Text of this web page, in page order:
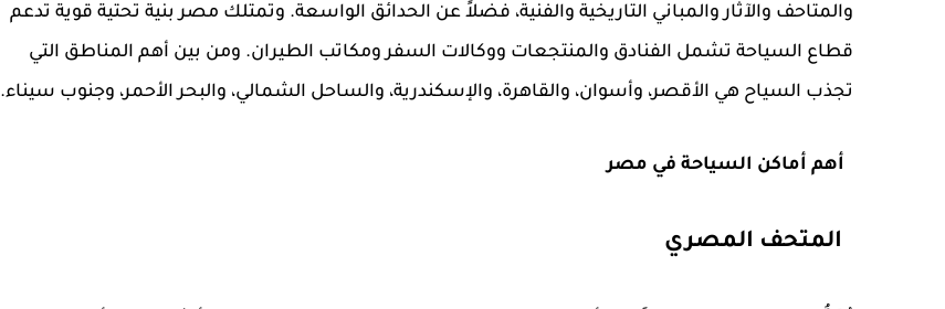
والمتاحف والآثار والمباني التاريخية والفنية، فضلاً عن الحدائق الواسعة. وتمتلك مصر بنية تحتية قوية تدعم
قطاع السياحة تشمل الفنادق والمنتجعات ووكالات السفر ومكاتب الطيران. ومن بين أهم المناطق التي
تجذب السياح هي الأقصر، وأسوان، والقاهرة، والإسكندرية، والساحل الشمالي، والبحر الأحمر، وجنوب سيناء.
أهم أماكن السياحة في مصر
المتحف المصري